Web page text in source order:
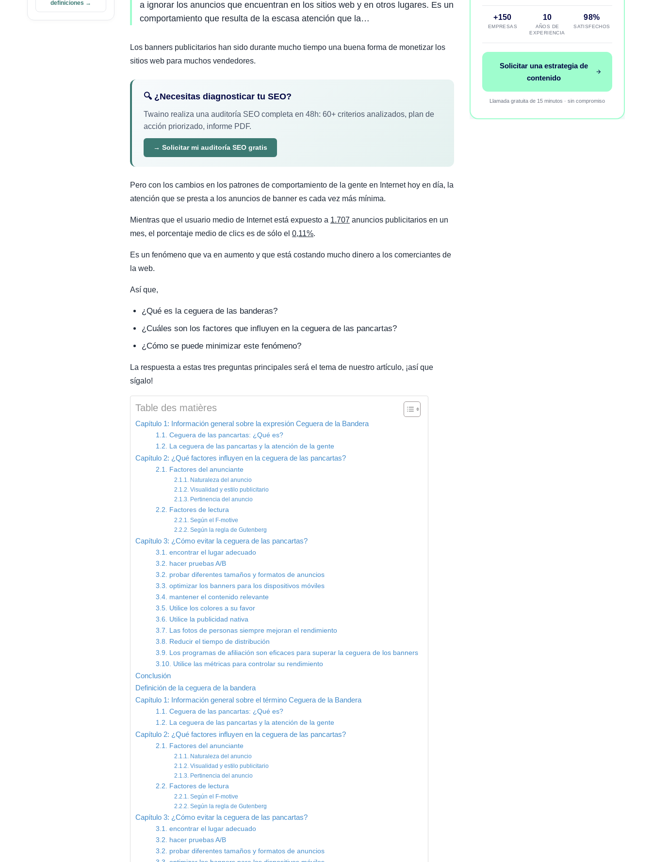
definiciones →
a ignorar los anuncios que encuentran en los sitios web y en otros lugares. Es un
comportamiento que resulta de la escasa atención que la…
Los banners publicitarios han sido durante mucho tiempo una buena forma de monetizar los
sitios web para muchos vendedores.
🔍 ¿Necesitas diagnosticar tu SEO?
Twaino realiza una auditoría SEO completa en 48h: 60+ criterios analizados, plan de
acción priorizado, informe PDF.
→ Solicitar mi auditoría SEO gratis
Pero con los cambios en los patrones de comportamiento de la gente en Internet hoy en día, la
atención que se presta a los anuncios de banner es cada vez más mínima.
Mientras que el usuario medio de Internet está expuesto a 1.707 anuncios publicitarios en un
mes, el porcentaje medio de clics es de sólo el 0,11%.
Es un fenómeno que va en aumento y que está costando mucho dinero a los comerciantes de
la web.
Así que,
¿Qué es la ceguera de las banderas?
¿Cuáles son los factores que influyen en la ceguera de las pancartas?
¿Cómo se puede minimizar este fenómeno?
La respuesta a estas tres preguntas principales será el tema de nuestro artículo, ¡así que
sígalo!
Table des matières
Capítulo 1: Información general sobre la expresión Ceguera de la Bandera
1.1. Ceguera de las pancartas: ¿Qué es?
1.2. La ceguera de las pancartas y la atención de la gente
Capítulo 2: ¿Qué factores influyen en la ceguera de las pancartas?
2.1. Factores del anunciante
2.1.1. Naturaleza del anuncio
2.1.2. Visualidad y estilo publicitario
2.1.3. Pertinencia del anuncio
2.2. Factores de lectura
2.2.1. Según el F-motive
2.2.2. Según la regla de Gutenberg
Capítulo 3: ¿Cómo evitar la ceguera de las pancartas?
3.1. encontrar el lugar adecuado
3.2. hacer pruebas A/B
3.2. probar diferentes tamaños y formatos de anuncios
3.3. optimizar los banners para los dispositivos móviles
3.4. mantener el contenido relevante
3.5. Utilice los colores a su favor
3.6. Utilice la publicidad nativa
3.7. Las fotos de personas siempre mejoran el rendimiento
3.8. Reducir el tiempo de distribución
3.9. Los programas de afiliación son eficaces para superar la ceguera de los banners
3.10. Utilice las métricas para controlar su rendimiento
Conclusión
Definición de la ceguera de la bandera
Capítulo 1: Información general sobre el término Ceguera de la Bandera
1.1. Ceguera de las pancartas: ¿Qué es?
1.2. La ceguera de las pancartas y la atención de la gente
Capítulo 2: ¿Qué factores influyen en la ceguera de las pancartas?
2.1. Factores del anunciante
2.1.1. Naturaleza del anuncio
2.1.2. Visualidad y estilo publicitario
2.1.3. Pertinencia del anuncio
2.2. Factores de lectura
2.2.1. Según el F-motive
2.2.2. Según la regla de Gutenberg
Capítulo 3: ¿Cómo evitar la ceguera de las pancartas?
3.1. encontrar el lugar adecuado
3.2. hacer pruebas A/B
3.2. probar diferentes tamaños y formatos de anuncios
+150
EMPRESAS
10
AÑOS DE
EXPERIENCIA
98%
SATISFECHOS
Solicitar una estrategia de
contenido
Llamada gratuita de 15 minutos · sin compromiso